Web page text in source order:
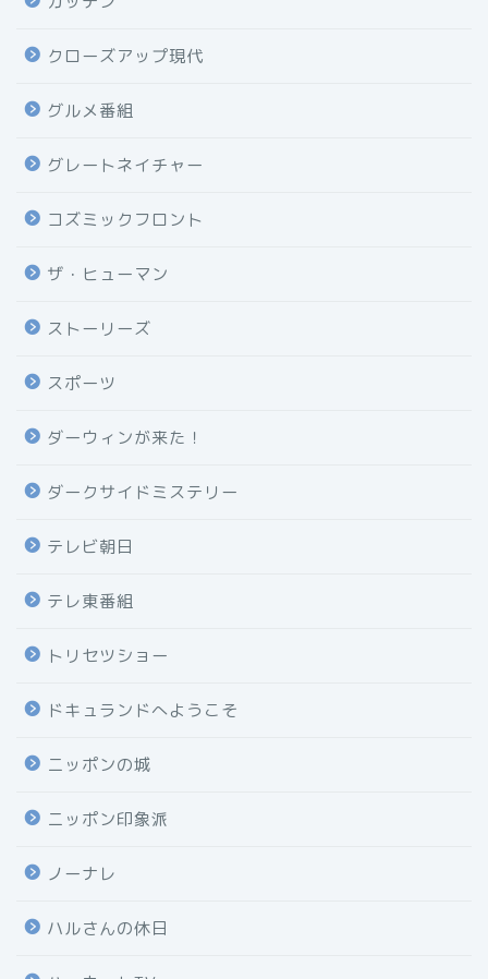
クローズアップ現代
グルメ番組
グレートネイチャー
コズミックフロント
ザ・ヒューマン
ストーリーズ
スポーツ
ダーウィンが来た！
ダークサイドミステリー
テレビ朝日
テレ東番組
トリセツショー
ドキュランドへようこそ
ニッポンの城
ニッポン印象派
ノーナレ
ハルさんの休日